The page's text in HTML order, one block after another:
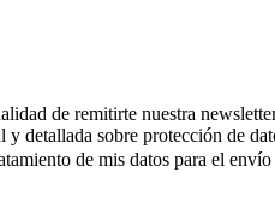
de remitirte nuestra
detallada sobre protección de
de mis datos para el